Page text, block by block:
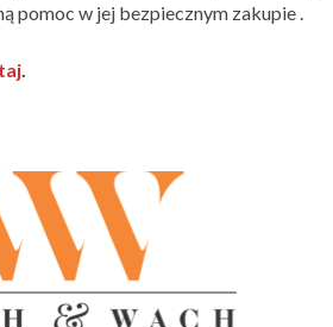
pomoc w jej bezpiecznym zakupie .
.